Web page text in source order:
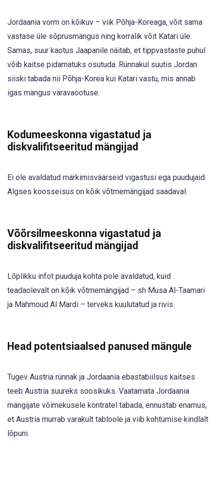
Jordaania vorm on kõikuv – viik Põhja-Koreaga, võit sama
vastase üle sõprusmängus ning korralik võit Katari üle.
Samas, suur kaotus Jaapanile näitab, et tippvastaste puhul
võib kaitse pidamatuks osutuda. Rünnakul suutis Jordan
siiski tabada nii Põhja-Korea kui Katari vastu, mis annab
igas mängus väravaootuse.
Kodumeeskonna vigastatud ja
diskvalifitseeritud mängijad
Ei ole avaldatud märkimisväärseid vigastusi ega puudujaid.
Algses koosseisus on kõik võtmemängijad saadaval.
Võõrsilmeeskonna vigastatud ja
diskvalifitseeritud mängijad
Lõplikku infot puuduja kohta pole avaldatud, kuid
teadaolevalt on kõik võtmemängijad – sh Musa Al-Taamari
ja Mahmoud Al Mardi – terveks kuulutatud ja rivis.
Head potentsiaalsed panused mängule
Tugev Austria rünnak ja Jordaania ebastabiilsus kaitses
teeb Austria suureks soosikuks. Vaatamata Jordaania
mängijate võimekusele kontratel tabada, ennustab enamus,
et Austria murrab varakult tabloole ja viib kohtumise kindlalt
lõpuni.